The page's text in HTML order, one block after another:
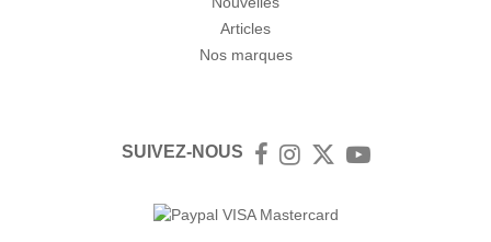
Articles
Nos marques
SUIVEZ-NOUS FacebookInstagram
TwitterYouTube